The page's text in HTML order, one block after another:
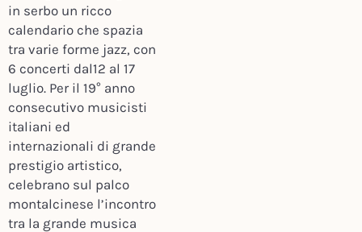
in serbo un ricco
calendario che spazia
tra varie forme jazz, con
6 concerti dal12 al 17
luglio. Per il 19° anno
consecutivo musicisti
italiani ed
internazionali di grande
prestigio artistico,
celebrano sul palco
montalcinese l’incontro
tra la grande musica